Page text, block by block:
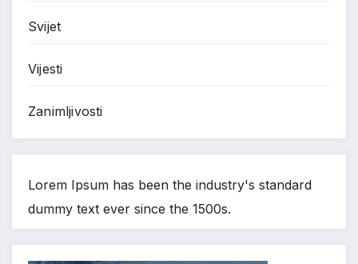
Svijet
Vijesti
Zanimljivosti
Lorem Ipsum has been the industry's standard
dummy text ever since the 1500s.